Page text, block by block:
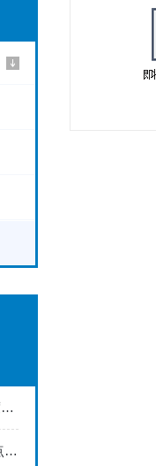
如何正确使用悬浮固体浓度分析仪进行测量？
COD在线分析仪的结构特点及功能优势